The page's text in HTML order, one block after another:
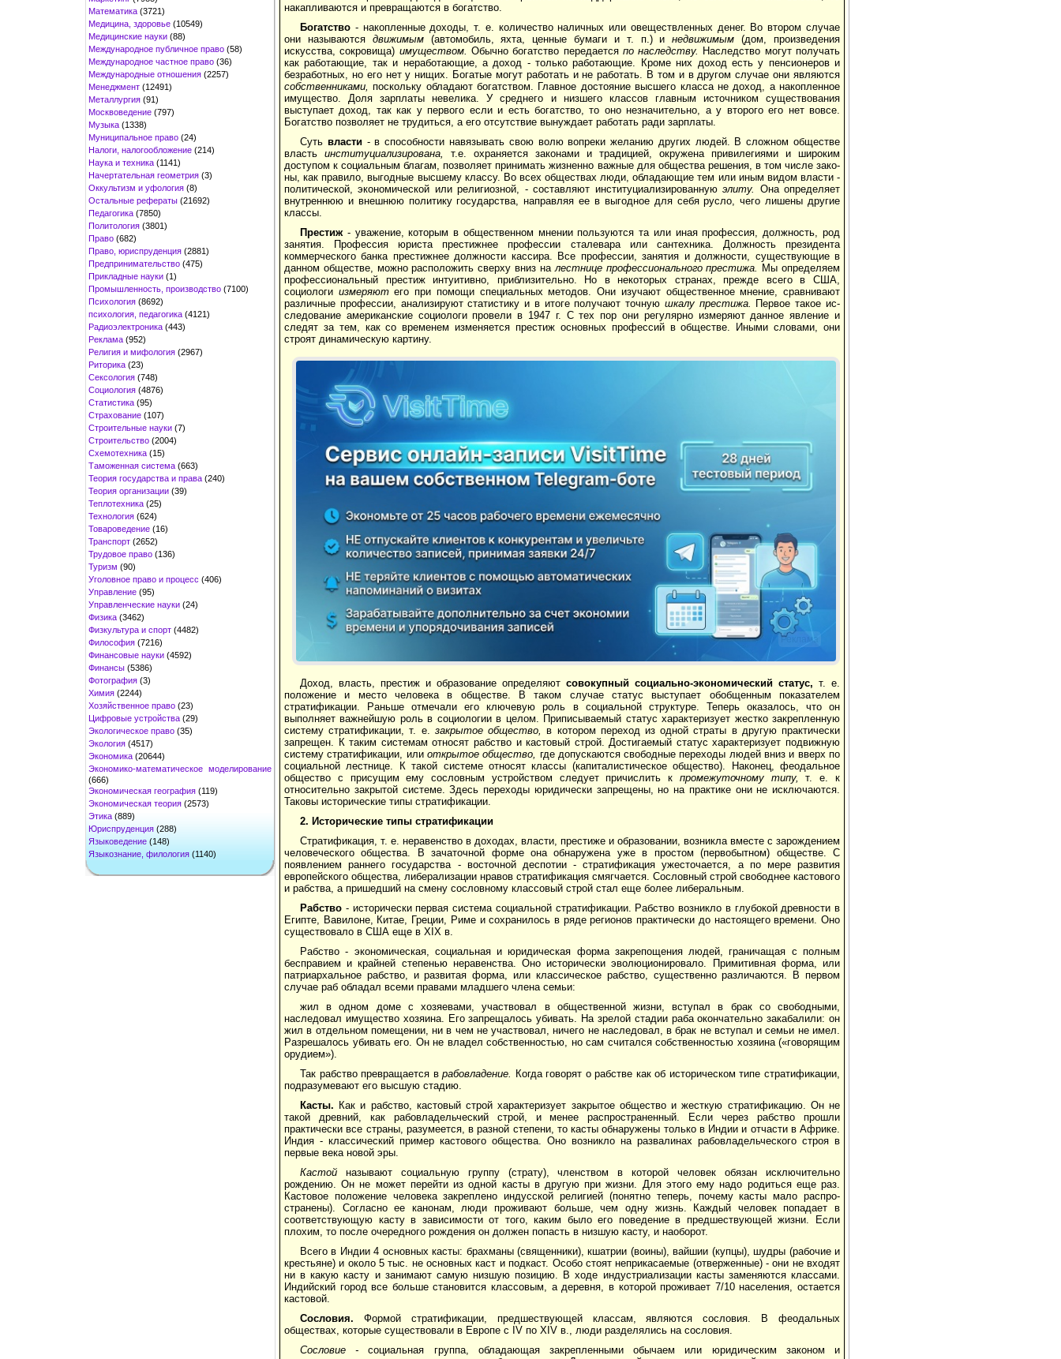
Математика (3721)
Медицина, здоровье (10549)
Медицинские науки (88)
Международное публичное право (58)
Международное частное право (36)
Международные отношения (2257)
Менеджмент (12491)
Металлургия (91)
Москвоведение (797)
Музыка (1338)
Муниципальное право (24)
Налоги, налогообложение (214)
Наука и техника (1141)
Начертательная геометрия (3)
Оккультизм и уфология (8)
Остальные рефераты (21692)
Педагогика (7850)
Политология (3801)
Право (682)
Право, юриспруденция (2881)
Предпринимательство (475)
Прикладные науки (1)
Промышленность, производство (7100)
Психология (8692)
психология, педагогика (4121)
Радиоэлектроника (443)
Реклама (952)
Религия и мифология (2967)
Риторика (23)
Сексология (748)
Социология (4876)
Статистика (95)
Страхование (107)
Строительные науки (7)
Строительство (2004)
Схемотехника (15)
Таможенная система (663)
Теория государства и права (240)
Теория организации (39)
Теплотехника (25)
Технология (624)
Товароведение (16)
Транспорт (2652)
Трудовое право (136)
Туризм (90)
Уголовное право и процесс (406)
Управление (95)
Управленческие науки (24)
Физика (3462)
Физкультура и спорт (4482)
Философия (7216)
Финансовые науки (4592)
Финансы (5386)
Фотография (3)
Химия (2244)
Хозяйственное право (23)
Цифровые устройства (29)
Экологическое право (35)
Экология (4517)
Экономика (20644)
Экономико-математическое моделирование
(666)
Экономическая география (119)
Экономическая теория (2573)
Этика (889)
Юриспруденция (288)
Языковедение (148)
Языкознание, филология (1140)
накапливаются и превращаются в богатство.
Богатство - накопленные доходы, т. е. количество наличных или овеществленных денег. Во втором случае
они называются движимым(автомобиль, яхта, ценные бумаги и т. п.) инедвижи­мым (дом, произведения
искусства, сокровища) имуществом. Обычно богатство передается по наследству.
Наследство могут получать
как работающие, так и неработающие, а доход - только работающие. Кроме них доход есть у пенсионеров и
безработных, но его нет у нищих. Богатые могут работать и не работать. В том и в другом случае они являются
собственниками, поскольку обла­дают богатством. Главное достояние высшего класса не доход, а накопленное
имущество. Доля зарплаты невелика. У среднего и низшего классов главным источником существования
выступает доход, так как у первого если и есть богатство, то оно незначи­тельно, а у второго его нет вовсе.
Богатство позволяет не тру­диться, а его отсутствие вынуждает работать ради зарплаты.
Суть власти- в способности навязывать свою волю вопреки же­ланию других людей. В сложном обществе
власть институциализирована,
т.е. охраняется законами и традицией, окружена привиле­гиями и широким
доступом к социальным благам, позволяет при­нимать жизненно важные для общества решения, в том числе зако­
ны, как правило, выгодные высшему классу. Во всех обществах лю­ди, обладающие тем или иным видом власти -
политической, эко­номической или религиозной, - составляют институциализированнуюэлиту.
Она определяет
внутреннюю и внешнюю политику го­сударства, направляя ее в выгодное для себя русло, чего лишены другие
классы.
Престиж - уважение, которым в общественном мнении поль­зуются та или иная профессия, должность, род
занятия. Профес­сия юриста престижнее профессии сталевара или сантехника. Должность президента
коммерческого банка престижнее долж­ности кассира. Все профессии, занятия и должности, сущест­вующие в
данном обществе, можно расположить сверху вниз на лестнице профессионального престижа.
Мы определяем
профес­сиональный престиж интуитивно, приблизительно. Но в некото­рых странах, прежде всего в США,
социологи измеряютего при помощи специальных методов. Они изучают общественное мне­ние, сравнивают
различные профессии, анализируют статистику и в итоге получают точную шкалу престижа.
Первое такое ис­
следование американские социологи провели в 1947 г. С тех пор они регулярно измеряют данное явление и
следят за тем, как со временем изменяется престиж основных профессий в обществе. Иными словами, они
строят динамическую картину.
Реклама
Доход, власть, престиж и образование определяют совокуп­ный социально-экономический статус, т. е.
положение и место человека в обществе. В таком случае статус выступает обобщен­ным показателем
стратификации. Раньше отмечали его клю­чевую роль в социальной структуре. Теперь оказалось, что он
выполняет важнейшую роль в социологии в целом. Приписы­ваемый статус характеризует жестко закрепленную
систему стратификации, т. е. закрытое общество, в котором переход из одной страты в другую практически
запрещен. К таким систе­мам относят рабство и кастовый строй. Достигаемый статус ха­рактеризует подвижную
систему стратификации, или открытое общество, где допускаются свободные переходы людей вниз и вверх по
социальной лестнице. К такой системе относят классы (капиталистическое общество). Наконец, феодальное
общество с присущим ему сословным устройством следует причислить к промежуточному типу,
т. е. к
относительно закрытой системе. Здесь переходы юридически запрещены, но на практике они не исключаются.
Таковы исторические типы стратификации.
2. Исторические типы стратификации
Стратификация, т. е. неравенство в доходах, власти, престиже и образовании, возникла вместе с зарождением
человеческого обще­ства. В зачаточной форме она обнаружена уже в простом (пер­вобытном) обществе. С
появлением раннего государства - вос­точной деспотии - стратификация ужесточается, а по мере развития
европейского общества, либерализации нравов стратификация смяг­чается. Сословный строй свободнее кастового
и рабства, а при­шедший на смену сословному классовый строй стал еще более ли­беральным.
Рабство - исторически первая система социальной стратифика­ции. Рабство возникло в глубокой древности в
Египте, Вавилоне, Китае, Греции, Риме и сохранилось в ряде регионов практически до настоящего времени. Оно
существовало в США еще в XIX в.
Рабство - экономическая, социальная и юридическая форма закрепощения людей, граничащая с полным
бесправием и край­ней степенью неравенства. Оно исторически эволюционировало. Примитивная форма, или
патриархальное рабство, и развитая форма, или классическое рабство, существенно различаются. В первом
случае раб обладал всеми правами младшего члена семьи:
жил в одном доме с хозяевами, участвовал в общественной жизни, вступал в брак со свободными,
наследовал имущество хозяина. Его запрещалось убивать. На зрелой стадии раба окончательно закабалили: он
жил в отдельном помещении, ни в чем не участво­вал, ничего не наследовал, в брак не вступал и семьи не имел.
Раз­решалось убивать его. Он не владел собственностью, но сам счи­тался собственностью хозяина («говорящим
орудием»).
Так рабство превращается врабовладение. Когда говорят о рабстве как об историческом типе стратификации,
подразумевают его высшую стадию.
Касты. Как и рабство, кастовый строй характеризует закрытое общество и жесткую стратификацию. Он не
такой древний, как рабовладельческий строй, и менее распространенный. Если через рабство прошли
практически все страны, разумеется, в разной степени, то касты обнаружены только в Индии и отчасти в Афри­ке.
Индия - классический пример кастового общества. Оно воз­никло на развалинах рабовладельческого строя в
первые века но­вой эры.
Кастой называют социальную группу (страту), членством в ко­торой человек обязан исключительно
рождению. Он не может пе­рейти из одной касты в другую при жизни. Для этого ему надо родиться еще раз.
Кастовое положение человека закреплено индусской религией (понятно теперь, почему касты мало распро­
странены). Согласно ее канонам, люди проживают больше, чем одну жизнь. Каждый человек попадает в
соответствующую касту в зависимости от того, каким было его поведение в предшест­вующей жизни. Если
плохим, то после очередного рождения он должен попасть в низшую касту, и наоборот.
Всего в Индии 4 основных касты: брахманы (священники), кшатрии (воины), вайшии (купцы), шудры (рабочие и
крестьяне) и около 5 тыс. не основных каст и подкаст. Особо стоят неприка­саемые (отверженные) - они не входят
ни в какую касту и зани­мают самую низшую позицию. В ходе индустриализации касты заменяются классами.
Индийский город все больше становится классовым, а деревня, в которой проживает 7/10 населения, оста­ется
кастовой.
Сословия. Формой стратификации, предшествующей классам, являются сословия. В феодальных
обществах, которые существо­вали в Европе с IV по XIV в., люди разделялись на сословия.
Сословие - социальная группа, обладающая закрепленными обычаем или юридическим законом и